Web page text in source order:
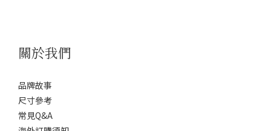
關於我們
品牌故事
尺寸參考
常見Q&A